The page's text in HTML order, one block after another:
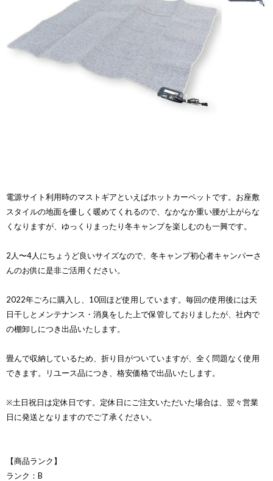
電源サイト利用時のマストギアといえばホットカーペットです。お座敷
スタイルの地面を優しく暖めてくれるので、なかなか重い腰が上がらな
くなりますが、ゆっくりまったり冬キャンプを楽しむのも一興です。
2人〜4人にちょうど良いサイズなので、冬キャンプ初心者キャンパーさ
んのお供に是非ご活用ください。
2022年ごろに購入し、10回ほど使用しています。毎回の使用後には天
日干しとメンテナンス・消臭をした上で保管しておりましたが、社内で
の棚卸しにつき出品いたします。
畳んで収納しているため、折り目がついていますが、全く問題なく使用
できます。リユース品につき、格安価格で出品いたします。
※土日祝日は定休日です。定休日にご注文いただいた場合は、翌々営業
日に発送となりますのでご了承ください。
【商品ランク】
ランク：B